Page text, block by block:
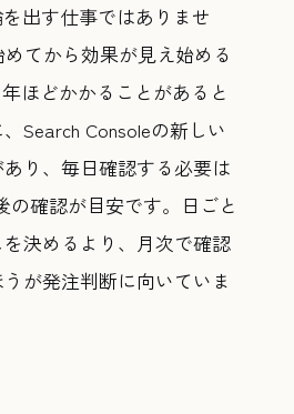
出す仕事ではありませ
てから効果が見え始める
ほどかかることがあると
Search Consoleの新しい
り、毎日確認する必要は
の確認が目安です。日ごと
決めるより、月次で確認
が発注判断に向いていま